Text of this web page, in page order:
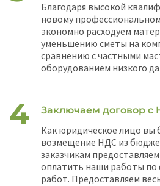
Благодаря высокой
новому
экономно расходуем
уменьшению сметы на
сравнению с частными
оборудованием низкого
Заключаем договор с
Как юридическое лицо вы
возмещение НДС из
заказчикам
оплатить наши работы по
работ. Предоставляем